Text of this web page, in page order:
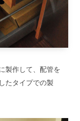
製作して、配管を
たタイプでの製